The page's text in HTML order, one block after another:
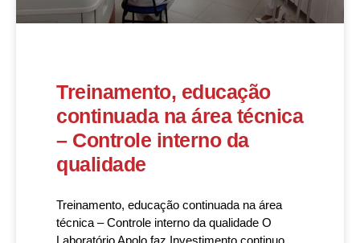
Treinamento, educação
continuada na área técnica
– Controle interno da
qualidade
Treinamento, educação continuada na área
técnica – Controle interno da qualidade O
Laboratório Apolo faz Investimento continuo